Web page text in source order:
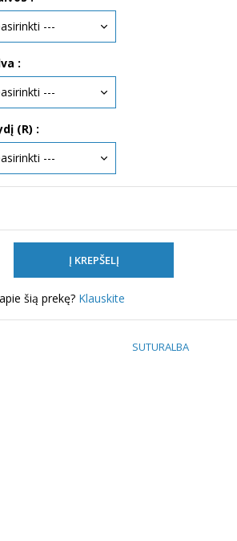
:
(R) :
šią prekę? Klauskite
SUTURALBA